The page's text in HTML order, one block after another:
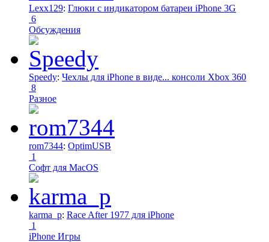
Lexx129: Глюки с индикатором батареи iPhone 3G
6
Обсуждения
Speedy: Чехлы для iPhone в виде... консоли Xbox 360
8
Разное
rom7344: OptimUSB
1
Софт для MacOS
karma_p: Race After 1977 для iPhone
1
iPhone Игры